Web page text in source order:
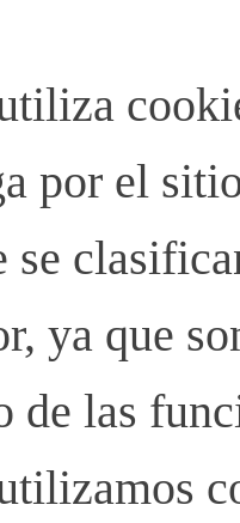
por el
se
ya que
de las